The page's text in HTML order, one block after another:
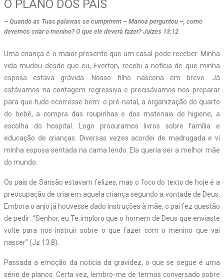
O PLANO DOS PAIS
– Quando as Tuas palavras se cumprirem – Manoá perguntou –, como
devemos criar o menino? O que ele deverá fazer? Juízes 13:12
Uma criança é o maior presente que um casal pode receber. Minha
vida mudou desde que eu, Everton, recebi a notícia de que minha
esposa estava grávida. Nosso filho nasceria em breve. Já
estávamos na contagem regressiva e precisávamos nos preparar
para que tudo ocorresse bem: o pré-natal, a organização do quarto
do bebê, a compra das roupinhas e dos materiais de higiene, a
escolha do hospital. Logo procuramos livros sobre família e
educação de crianças. Diversas vezes acordei de madrugada e vi
minha esposa sentada na cama lendo. Ela queria ser a melhor mãe
do mundo.
Os pais de Sansão estavam felizes, mas o foco do texto de hoje é a
preocupação de criarem aquela criança segundo a vontade de Deus.
Embora o anjo já houvesse dado instruções à mãe, o pai fez questão
de pedir: “Senhor, eu Te imploro que o homem de Deus que enviaste
volte para nos instruir sobre o que fazer com o menino que vai
nascer” (Jz 13:8).
Passada a emoção da notícia da gravidez, o que se segue é uma
série de planos. Certa vez, lembro-me de termos conversado sobre